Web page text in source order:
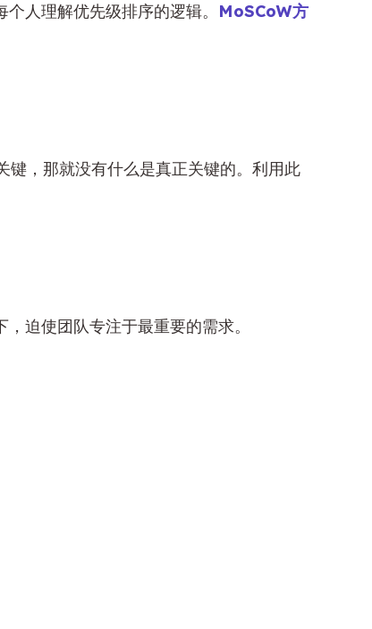
人理解优先级排序的逻辑。 MoSCoW方
，那就没有什么是真正关键的。利用此
迫使团队专注于最重要的需求。